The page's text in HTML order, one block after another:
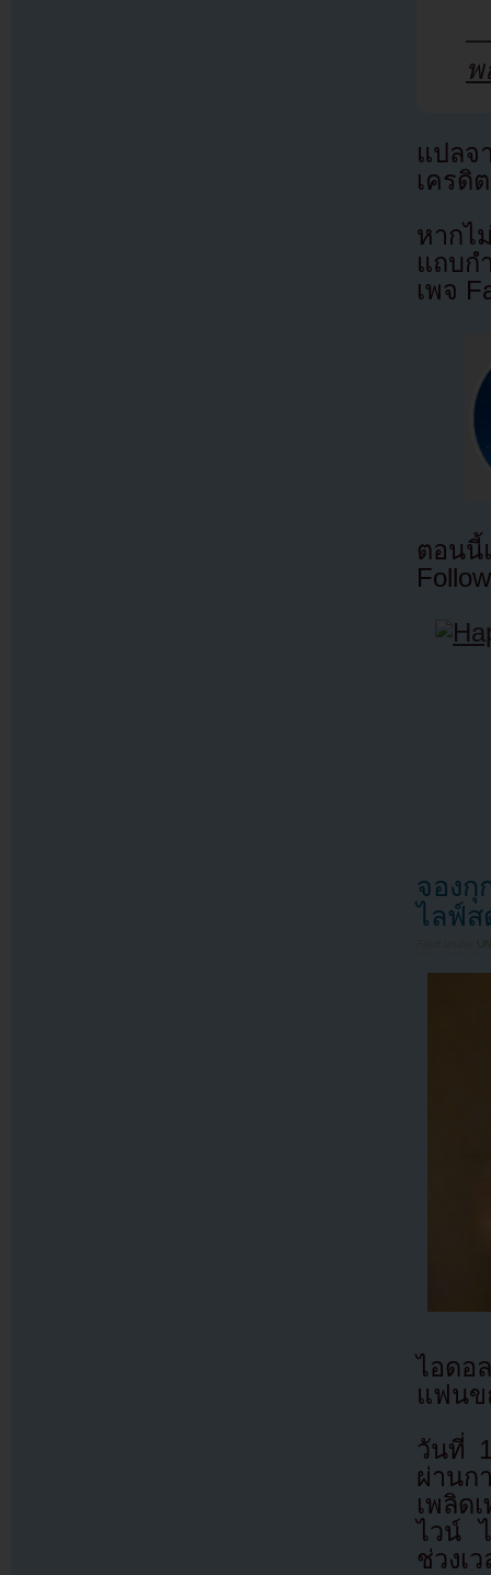
—
พ
แปล
เครดิ
หากไ
แถบก
เพจ
ตอนนี้
จอง
ไลฟ์ส
ไอดอ
แฟนข
วันที่
ผ่านก
เพลิด
ไวน์
ช่วงเ